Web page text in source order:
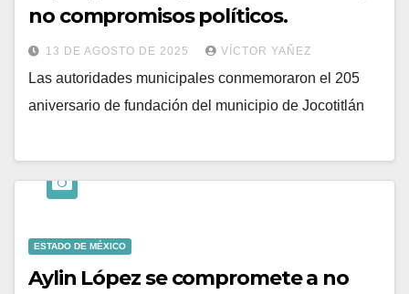
no compromisos políticos.
13 DE AGOSTO DE 2025 VÍCTOR YAÑEZ
Las autoridades municipales conmemoraron el 205
aniversario de fundación del municipio de Jocotitlán
ESTADO DE MÉXICO
Aylin López se compromete a no